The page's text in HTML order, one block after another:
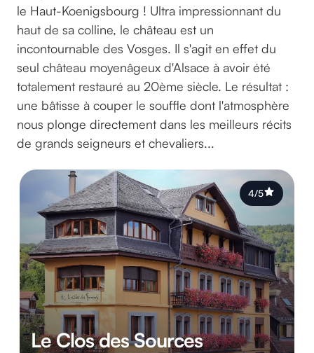
le Haut-Koenigsbourg ! Ultra impressionnant du
haut de sa colline, le château est un
incontournable des Vosges. Il s'agit en effet du
seul château moyenâgeux d'Alsace à avoir été
totalement restauré au 20ème siècle. Le résultat :
une bâtisse à couper le souffle dont l'atmosphère
nous plonge directement dans les meilleurs récits
de grands seigneurs et chevaliers...
Le Clos des Sources
4/5